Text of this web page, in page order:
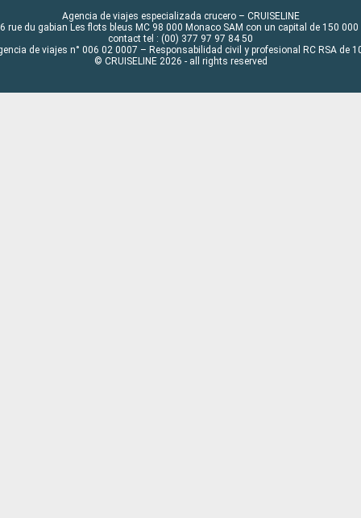
Agencia de viajes especializada crucero – CRUISELINE
rue du gabian Les flots bleus MC 98 000 Monaco SAM con un capital de 150 000
contact tel : (00) 377 97 97 84 50
de viajes n° 006 02 0007 – Responsabilidad civil y profesional RC RSA de
© CRUISELINE 2026 - all rights reserved